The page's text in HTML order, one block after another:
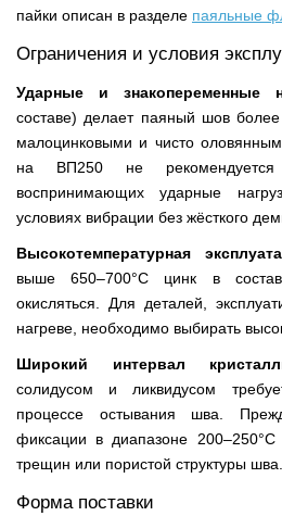
пайки описан в разделе паяльные
Ограничения и условия
Ударные и знакопеременные
составе) делает паяный шов
малоцинковыми и чисто
на ВП250 не
воспринимающих ударные
условиях вибрации без жёсткого
Высокотемпературная
выше 650–700°С цинк в
окисляться. Для деталей,
нагреве, необходимо выбирать
Широкий интервал
солидусом и ликвидусом
процессе остывания шва.
фиксации в диапазоне 200–250°С
трещин или пористой структуры шва.
Форма поставки